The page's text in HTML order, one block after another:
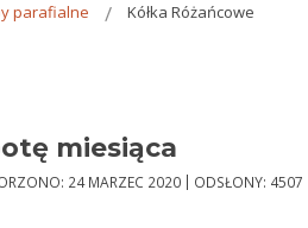
parafialne Kółka Różańcowe
miesiąca
24 MARZEC 2020 ODSŁONY: 4507